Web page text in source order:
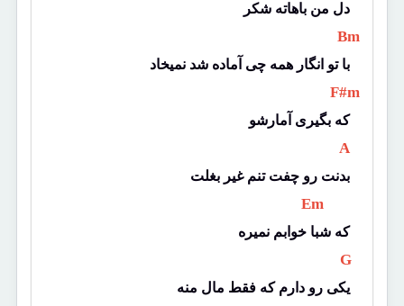
دل من باهاته شکر
Bm
با تو انگار همه چی آماده شد نمیخاد
F#m
که بگیری آمارشو
A
بدنت رو چفت تنم غیر بغلت
Em
که شبا خوابم نمیره
G
یکی رو دارم که فقط مال منه